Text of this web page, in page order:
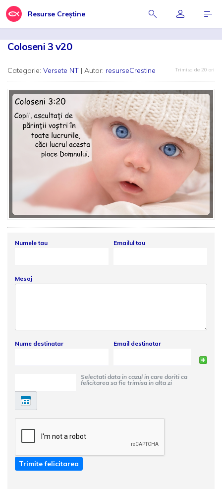
Resurse Creștine
Coloseni 3 v20
Categorie: Versete NT | Autor: resurseCrestine Trimisa de 20 ori
Numele tau Emailul tau
Mesaj
Nume destinatar Email destinatar
Selectati data in cazul in care doriti ca
felicitarea sa fie trimisa in alta zi
Trimite felicitarea